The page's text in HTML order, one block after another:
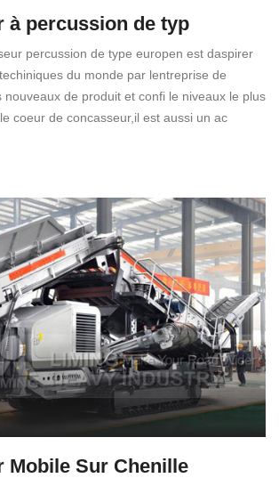
à percussion de typ
percussion de type europen est daspirer
du monde par lentreprise de
nouveaux de produit et confi le niveaux le plus
coeur de concasseur,il est aussi un ac
Mobile Sur Chenille